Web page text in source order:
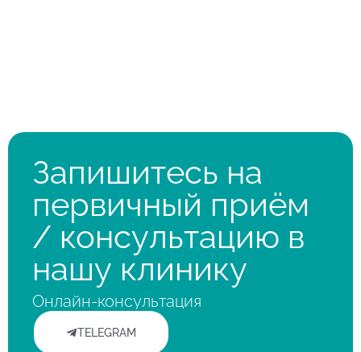
Запишитесь на
первичный приём
/ консультацию в
нашу клинику
Онлайн-консультация
TELEGRAM